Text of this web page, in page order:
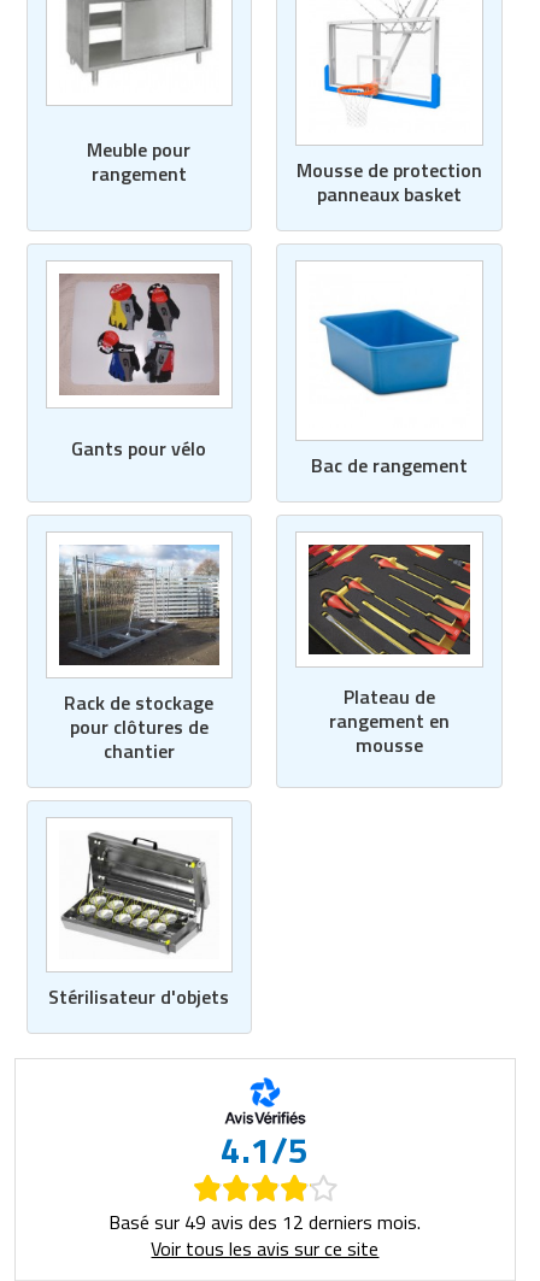
Meuble pour
rangement
Mousse de protection
panneaux basket
Gants pour vélo
Bac de rangement
Rack de stockage
pour clôtures de
chantier
Plateau de
rangement en
mousse
Stérilisateur d'objets
4.1/5
Basé sur 49 avis des 12 derniers mois.
Voir tous les avis sur ce site